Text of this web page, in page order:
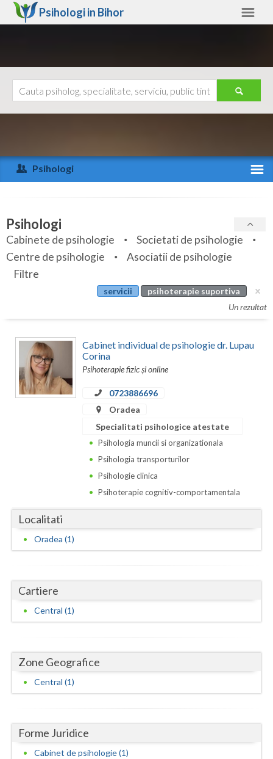
Psihologi in Bihor
Arad
Arges
Bihor
Bistrita-Nasaud
Botosani
Bucuresti
Buzau
Dambovita
Dolj
Giurgiu
Gorj
Hunedoara
Ialomita
Ilfov
Ajutor
Psihologi
Specialitati
Servicii
Articole
Cabinet
Membri
Psihologi
Cabinete de psihologie
Societati de psihologie
Centre de psihologie
Asociatii de psihologie
Filtre
servicii
psihoterapie suportiva
Un rezultat
Cabinet individual de psihologie dr. Lupau
Corina
Psihoterapie fizic și online
0723886696
Oradea
Specialitati psihologice atestate
Psihologia muncii si organizationala
Psihologia transporturilor
Psihologie clinica
Psihoterapie cognitiv-comportamentala
Localitati
Oradea (1)
Cartiere
Central (1)
Zone Geografice
Central (1)
Forme Juridice
Cabinet de psihologie (1)